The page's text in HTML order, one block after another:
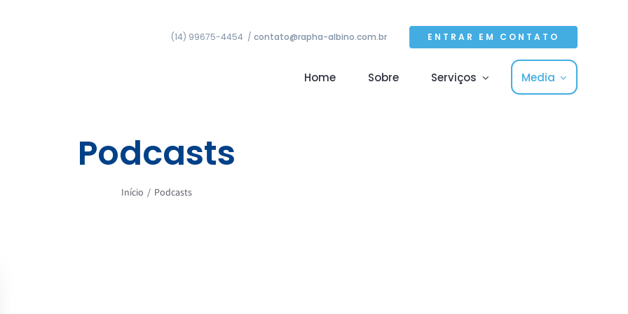
(14) 99675-4454 /contato@rapha-albino.com.br ENTRAR EM CONTATO
Home Sobre Serviços Media
Podcasts
Início / Podcasts